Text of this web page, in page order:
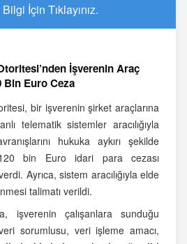
Bilgi İçin Tıklayınız.
İşverenin Araç
Bin Euro Ceza
bir işverenin şirket araçlarına
telematik sistemler aracılığıyla
hukuka aykırı şekilde
bin Euro idari para cezası
Ayrıca, sistem aracılığıyla elde
talimatı verildi.
işverenin çalışanlara sunduğu
sorumlusu, veri işleme amacı,